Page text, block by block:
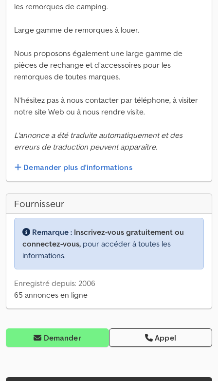
les remorques de camping.
Large gamme de remorques à louer.
Nous proposons également une large gamme de
pièces de rechange et d’accessoires pour les
remorques de toutes marques.
N’hésitez pas à nous contacter par téléphone, à visiter
notre site Web ou à nous rendre visite.
L'annonce a été traduite automatiquement et des
erreurs de traduction peuvent apparaître.
Demander plus d'informations
Fournisseur
Remarque : Inscrivez-vous gratuitement ou
connectez-vous, pour accéder à toutes les
informations.
Enregistré depuis: 2006
65 annonces en ligne
Demander Appel